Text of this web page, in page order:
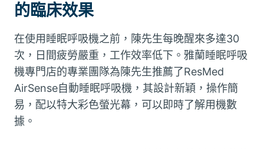
的臨床效果
在使用睡眠呼吸機之前，陳先生每晚醒來多達30
次，日間疲勞嚴重，工作效率低下。雅蘭睡眠呼吸
機專門店的專業團隊為陳先生推薦了ResMed
AirSense自動睡眠呼吸機，其設計新穎，操作簡
易，配以特大彩色螢光幕，可以即時了解用機數
據。